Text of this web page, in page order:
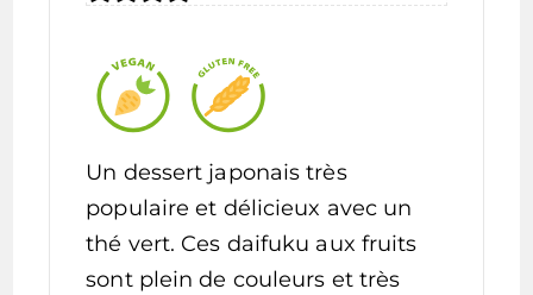
Un dessert japonais très
populaire et délicieux avec un
thé vert. Ces daifuku aux fruits
sont plein de couleurs et très